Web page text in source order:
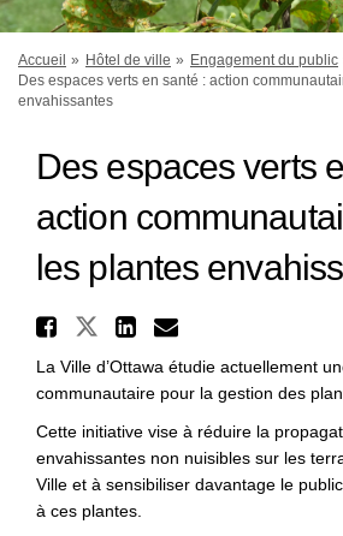
Vous êtes ici:
Accueil Hôtel de ville Engagement du public
Des espaces verts en santé : action
envahissantes
Des espaces verts
action
les plantes
Partager Des
Partager Des
Partager
Courriel
La Ville d’Ottawa étudie actuellement
communautaire pour la gestion des
Cette initiative vise à réduire la
envahissantes non nuisibles sur les
Ville et à sensibiliser davantage le
à ces plantes.